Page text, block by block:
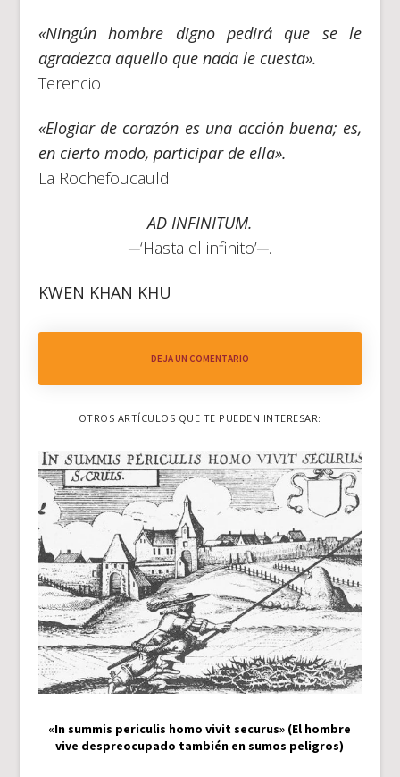
«Ningún hombre digno pedirá que se le
agradezca aquello que nada le cuesta».
Terencio
«Elogiar de corazón es una acción buena; es,
en cierto modo, participar de ella».
La Rochefoucauld
AD INFINITUM.
─‘Hasta el infinito’─.
KWEN KHAN KHU
DEJA UN COMENTARIO
OTROS ARTÍCULOS QUE TE PUEDEN INTERESAR:
«In summis periculis homo vivit securus» (El hombre
vive despreocupado también en sumos peligros)